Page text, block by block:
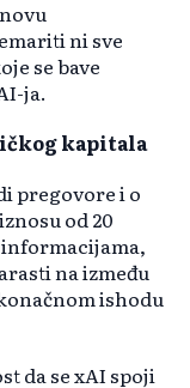
ni sve
se bave
ja.
kapitala
pregovore i o
od 20
na između
ishodu
da se xAI spoji